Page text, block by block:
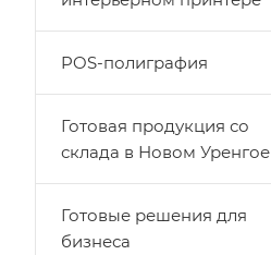
POS-полиграфия
Готовая продукция со
склада в Новом Уренгое
Готовые решения для
бизнеса